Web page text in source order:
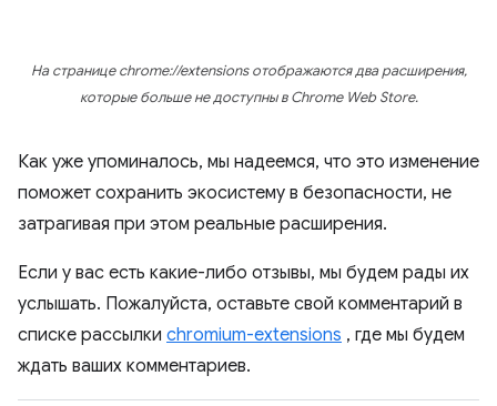
На странице chrome://extensions отображаются два расширения,
которые больше не доступны в Chrome Web Store.
Как уже упоминалось, мы надеемся, что это изменение
поможет сохранить экосистему в безопасности, не
затрагивая при этом реальные расширения.
Если у вас есть какие-либо отзывы, мы будем рады их
услышать. Пожалуйста, оставьте свой комментарий в
списке рассылки chromium-extensions , где мы будем
ждать ваших комментариев.